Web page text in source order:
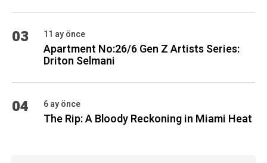
03 11 ay önce
Apartment No:26/6 Gen Z Artists Series:
Driton Selmani
04 6 ay önce
The Rip: A Bloody Reckoning in Miami Heat